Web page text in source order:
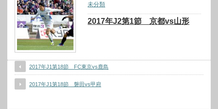
未分類
2017年J2第1節 京都vs山形
2017年J1第18節 FC東京vs鹿島
2017年J1第18節 磐田vs甲府